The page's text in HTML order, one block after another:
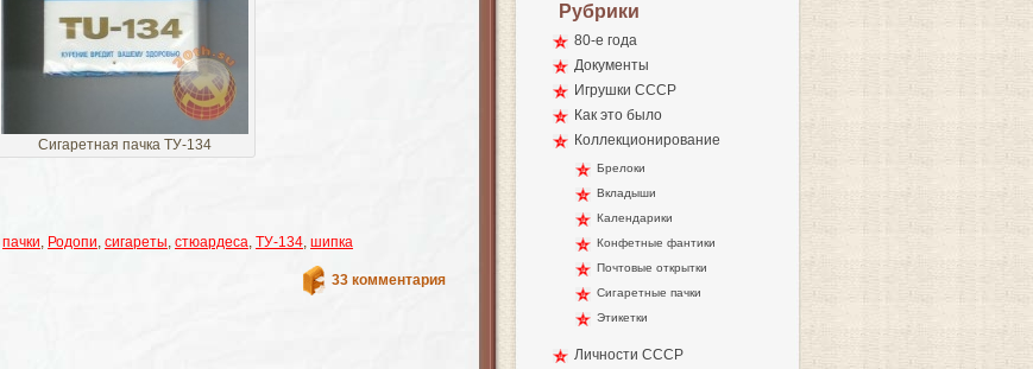
Сигаретная пачка ТУ-134
пачки, Родопи, сигареты, стюардеса, ТУ-134, шипка
33 комментария
Рубрики
80-е года
Документы
Игрушки СССР
Как это было
Коллекционирование
Брелоки
Вкладыши
Календарики
Конфетные фантики
Почтовые открытки
Сигаретные пачки
Этикетки
Личности СССР